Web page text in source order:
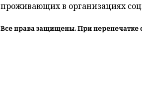
проживающих в организациях
Все права защищены. При перепечатке